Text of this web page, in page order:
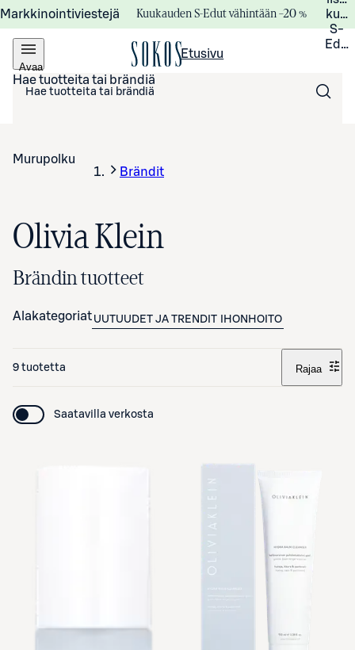
Markkinointiviestejä Kuukauden S-Edut vähintään –20 %
S-
Avaa
valikko
Etusivu
Hae tuotteita tai brändiä
Murupolku
Brändit
Olivia Klein
Brändin tuotteet
Alakategoriat UUTUUDET JA TRENDIT IHONHOITO
9 tuotetta Rajaa
Saatavilla verkosta